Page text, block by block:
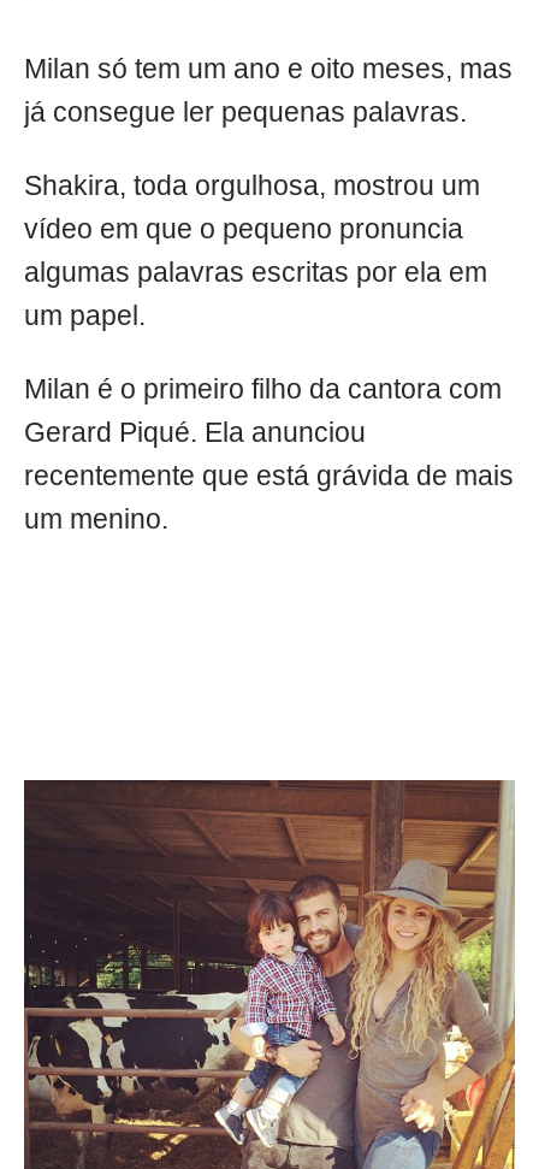
Milan só tem um ano e oito meses, mas
já consegue ler pequenas palavras.
Shakira, toda orgulhosa, mostrou um
vídeo em que o pequeno pronuncia
algumas palavras escritas por ela em
um papel.
Milan é o primeiro filho da cantora com
Gerard Piqué. Ela anunciou
recentemente que está grávida de mais
um menino.